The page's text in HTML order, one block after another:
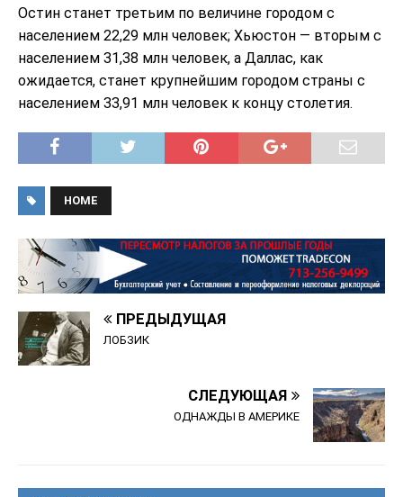
Остин станет третьим по величине городом с
населением 22,29 млн человек; Хьюстон — вторым с
населением 31,38 млн человек, а Даллас, как
ожидается, станет крупнейшим городом страны с
населением 33,91 млн человек к концу столетия.
HOME
ПРЕДЫДУЩАЯ
ЛОБЗИК
СЛЕДУЮЩАЯ
ОДНАЖДЫ В АМЕРИКЕ